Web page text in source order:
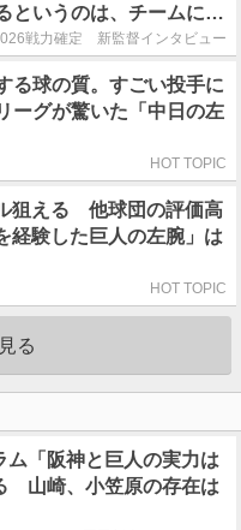
というのは、チームにと
ことなんです」
戦力確定 新監督インタビュー
る球の質。すごい投手に
ーグが驚いた「中日の左
HOT TOPIC
狙える 他球団の評価高
経験した巨人の左腕」は
HOT TOPIC
る
ム「阪神と巨人の実力は
山崎、小笠原の存在は